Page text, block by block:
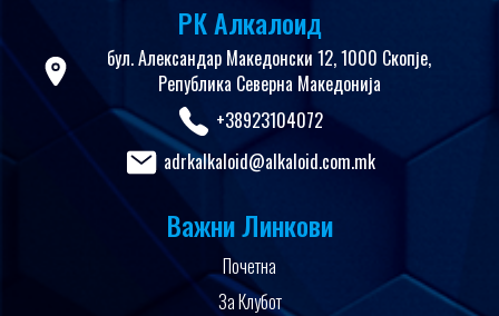
РК Алкалоид
бул. Александар Македонски 12, 1000 Скопје,
Република Северна Македонија
+38923104072
adrkalkaloid@alkaloid.com.mk
Важни Линкови
Почетна
За Клубот